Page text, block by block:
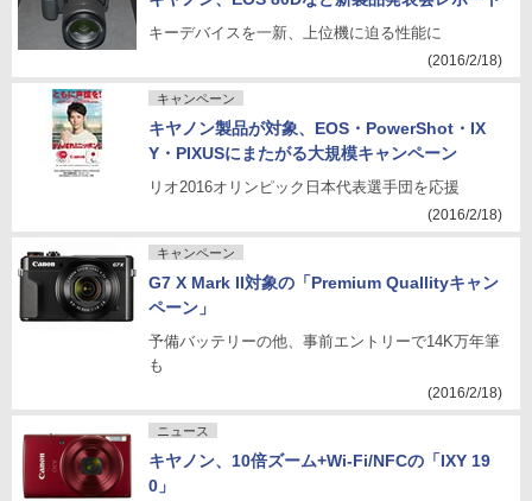
キーデバイスを一新、上位機に迫る性能に
(2016/2/18)
キャンペーン
キヤノン製品が対象、EOS・PowerShot・IX
Y・PIXUSにまたがる大規模キャンペーン
リオ2016オリンピック日本代表選手団を応援
(2016/2/18)
キャンペーン
G7 X Mark II対象の「Premium Quallityキャン
ペーン」
予備バッテリーの他、事前エントリーで14K万年筆
も
(2016/2/18)
ニュース
キヤノン、10倍ズーム+Wi-Fi/NFCの「IXY 19
0」